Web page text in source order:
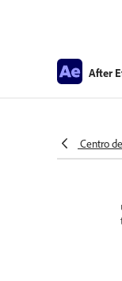
After
Centro